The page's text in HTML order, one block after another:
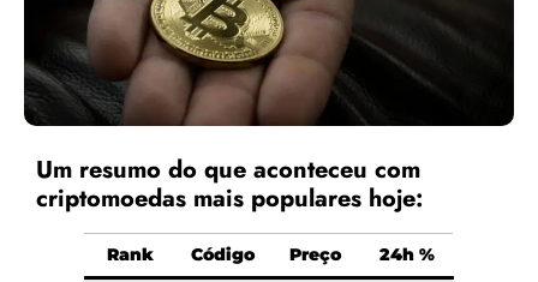
Um resumo do que aconteceu com
criptomoedas mais populares hoje:
Rank Código Preço 24h %